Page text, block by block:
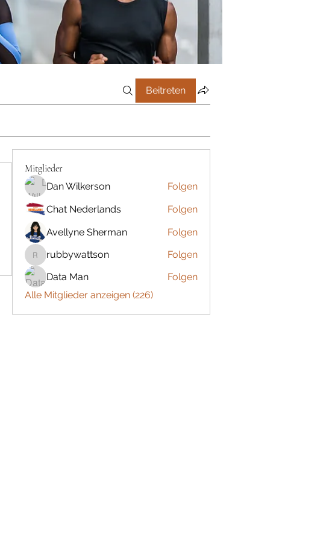
Beitreten
Mitglieder
Dan Wilkerson
Folgen
Chat Nederlands
Folgen
Avellyne Sherman
Folgen
rubbywattson
rubbywattson
Folgen
Data Man
Folgen
Alle Mitglieder anzeigen (226)